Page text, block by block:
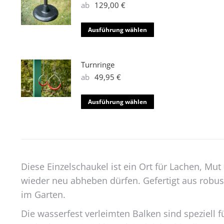
ab 129,00 €
Ausführung wählen
Produkt
Optionen
gewählt
werden
Turnringe
ab 49,95 €
Ausführung wählen
Produkt
Die
Optionen
der
Diese Einzelschaukel ist ein Ort für Lachen,
wieder neu abheben dürfen. Gefertigt aus
im Garten.
Die wasserfest verleimten Balken sind speziell